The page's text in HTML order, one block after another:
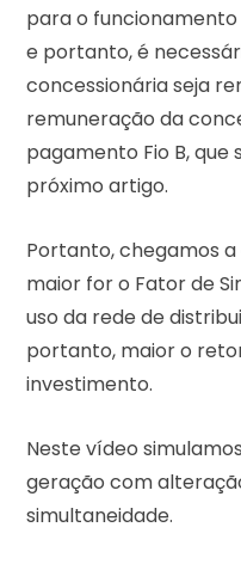
para o
e portanto, é
concessionária seja
remuneração da
pagamento Fio B,
próximo artigo.
Portanto, chegamos
maior for o Fator de
uso da rede de
portanto, maior o
investimento.
Neste vídeo
geração com
simultaneidade.